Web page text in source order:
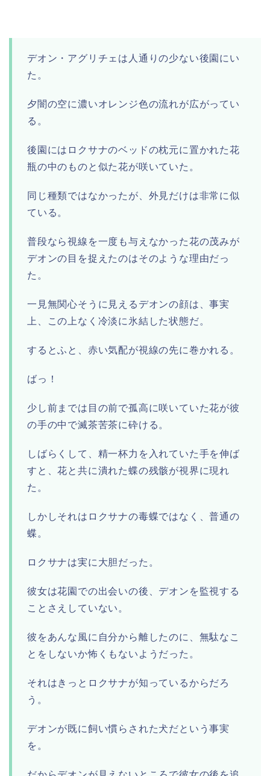
デオン・アグリチェは人通りの少ない後園にい
た。
夕闇の空に濃いオレンジ色の流れが広がってい
る。
後園にはロクサナのベッドの枕元に置かれた花
瓶の中のものと似た花が咲いていた。
同じ種類ではなかったが、外見だけは非常に似
ている。
普段なら視線を一度も与えなかった花の茂みが
デオンの目を捉えたのはそのような理由だっ
た。
一見無関心そうに見えるデオンの顔は、事実
上、この上なく冷淡に氷結した状態だ。
するとふと、赤い気配が視線の先に巻かれる。
ばっ！
少し前までは目の前で孤高に咲いていた花が彼
の手の中で滅茶苦茶に砕ける。
しばらくして、精一杯力を入れていた手を伸ば
すと、花と共に潰れた蝶の残骸が視界に現れ
た。
しかしそれはロクサナの毒蝶ではなく、普通の
蝶。
ロクサナは実に大胆だった。
彼女は花園での出会いの後、デオンを監視する
ことさえしていない。
彼をあんな風に自分から離したのに、無駄なこ
とをしないか怖くもないようだった。
それはきっとロクサナが知っているからだろ
う。
デオンが既に飼い慣らされた犬だという事実
を。